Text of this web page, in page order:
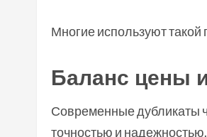
Многие используют такой
Баланс цены
Современные дубликаты
точностью и